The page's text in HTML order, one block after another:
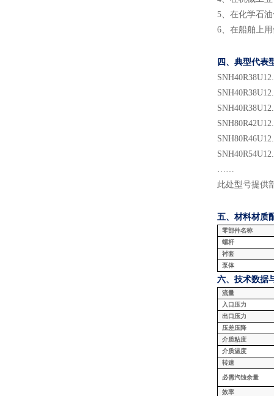
5、 在化学石
6、 在船舶上
四、典型代表
SNH40R38U
SNH40R38U
SNH40R38U
SNH80R42U
SNH80R46U
SNH40R54U
……
此处型号提供
五、材料材质
零部件名称
螺杆
衬套
泵体
六、技术数据
流量
入口压力
出口压力
压差压降
介质粘度
介质温度
转速
必需汽蚀余量
效率